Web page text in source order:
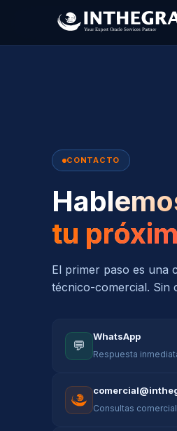
CONTACTO
tu
El primer paso es una
técnico-comercial. Sin
💬
WhatsApp
Respuesta
Consultas